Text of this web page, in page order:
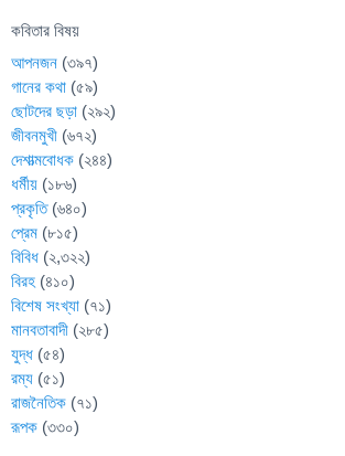
কবিতার বিষয়
আপনজন (৩৯৭)
গানের কথা (৫৯)
ছোটদের ছড়া (২৯২)
জীবনমুখী (৬৭২)
দেশাত্মবোধক (২৪৪)
ধর্মীয় (১৮৬)
প্রকৃতি(৬৪০)
প্রেম (৮১৫)
বিবিধ (২,৩২২)
বিরহ (৪১০)
বিশেষ সংখ্যা (৭১)
মানবতাবাদী (২৮৫)
যুদ্ধ (৫৪)
রম্য (৫১)
রাজনৈতিক (৭১)
রূপক (৩৩০)